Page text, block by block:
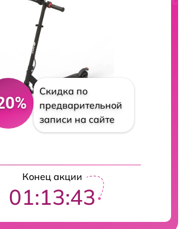
Скидка по
предварительной
записи на сайте
Конец акции
01:13:42